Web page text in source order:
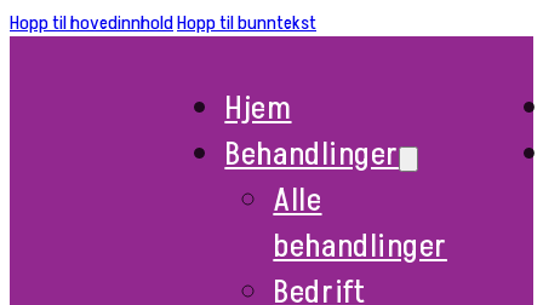
Hopp til hovedinnholdHopp til bunntekst
Hjem
Behandlinger
Alle
behandlinger
Bedrift